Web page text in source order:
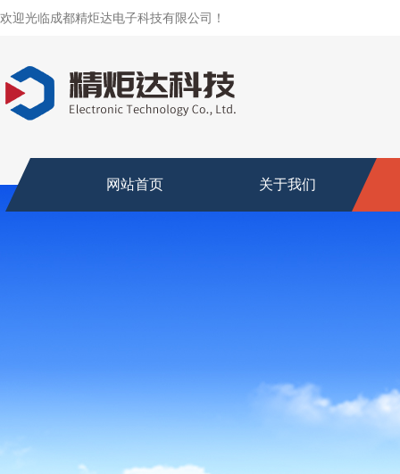
欢迎光临成都精炬达电子科技有限公司！
网站首页 关于我们